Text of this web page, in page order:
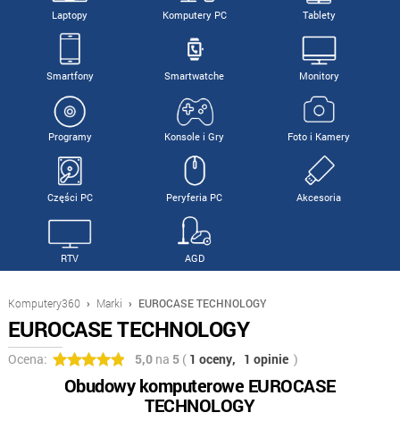
Laptopy Komputery PC Tablety
Smartfony Smartwatche Monitory
Programy Konsole i Gry Foto i Kamery
Części PC Peryferia PC Akcesoria
RTV AGD
Komputery360 › Marki › EUROCASE TECHNOLOGY
EUROCASE TECHNOLOGY
Ocena: 5,0na 5( 1 oceny, 1 opinie )
Obudowy komputerowe EUROCASE
TECHNOLOGY